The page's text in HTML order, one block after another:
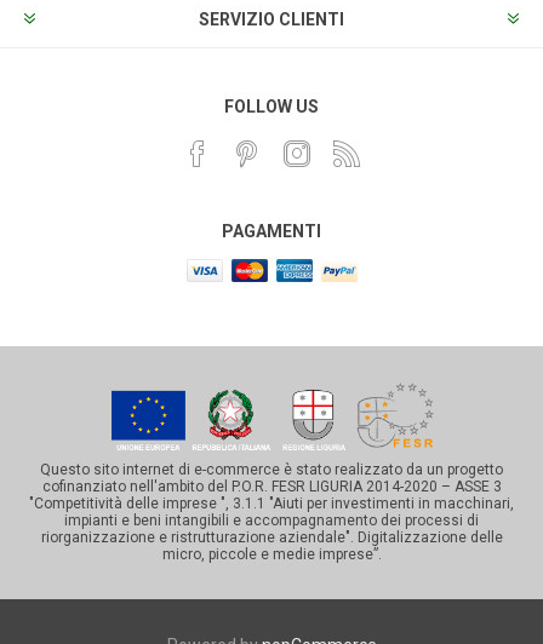
SERVIZIO CLIENTI
FOLLOW US
PAGAMENTI
Questo sito internet di e-commerce è stato realizzato da un progetto
cofinanziato nell'ambito del P.O.R. FESR LIGURIA 2014-2020 – ASSE 3
"Competitività delle imprese ", 3.1.1 "Aiuti per investimenti in macchinari,
impianti e beni intangibili e accompagnamento dei processi di
riorganizzazione e ristrutturazione aziendale". Digitalizzazione delle
micro, piccole e medie imprese”.